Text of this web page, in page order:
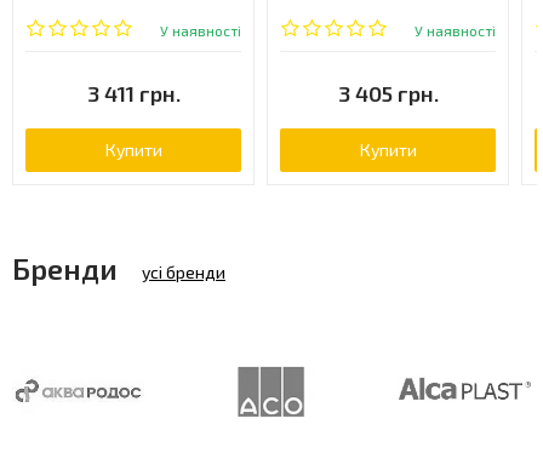
У наявності
3 411 грн.
Купити
(SC7007RCC)
У наявності
3 405 грн.
Купити
Бренди усі бренди